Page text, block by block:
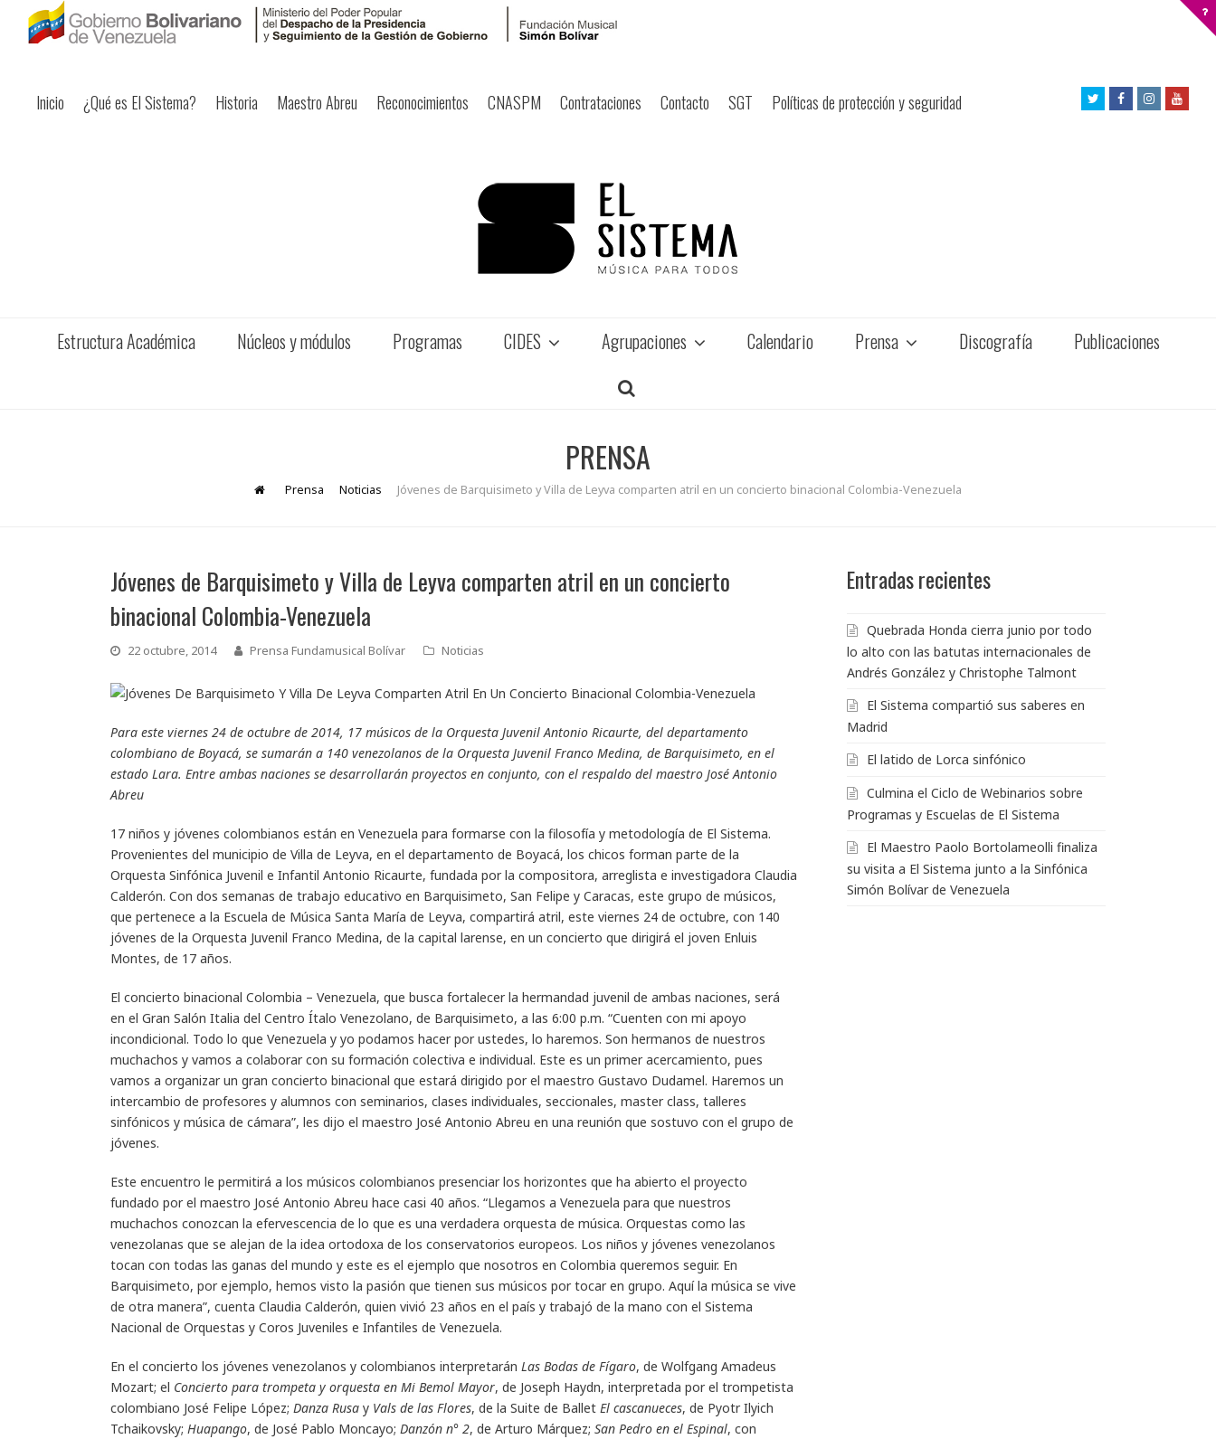
Inicio ¿Qué es El Sistema? Historia Maestro Abreu Reconocimientos CNASPM Contrataciones Contacto SGT Políticas de protección y seguridad
TwitterFacebookInstagram
Estructura Académica Núcleos y módulos Programas CIDES Agrupaciones Calendario Prensa Discografía Publicaciones
PRENSA
Prensa Noticias Jóvenes de Barquisimeto y Villa de Leyva comparten atril en un concierto binacional Colombia-Venezuela
Jóvenes de Barquisimeto y Villa de Leyva comparten atril en un concierto
binacional Colombia-Venezuela
22 octubre, 2014 Prensa Fundamusical Bolívar Noticias
Para este viernes 24 de octubre de 2014, 17 músicos de la Orquesta Juvenil Antonio Ricaurte, del departamento
colombiano de Boyacá, se sumarán a 140 venezolanos de la Orquesta Juvenil Franco Medina, de Barquisimeto, en el
estado Lara. Entre ambas naciones se desarrollarán proyectos en conjunto, con el respaldo del maestro José Antonio
Abreu
17 niños y jóvenes colombianos están en Venezuela para formarse con la filosofía y metodología de El Sistema.
Provenientes del municipio de Villa de Leyva, en el departamento de Boyacá, los chicos forman parte de la
Orquesta Sinfónica Juvenil e Infantil Antonio Ricaurte, fundada por la compositora, arreglista e investigadora Claudia
Calderón. Con dos semanas de trabajo educativo en Barquisimeto, San Felipe y Caracas, este grupo de músicos,
que pertenece a la Escuela de Música Santa María de Leyva, compartirá atril, este viernes 24 de octubre, con 140
jóvenes de la Orquesta Juvenil Franco Medina, de la capital larense, en un concierto que dirigirá el joven Enluis
Montes, de 17 años.
El concierto binacional Colombia – Venezuela, que busca fortalecer la hermandad juvenil de ambas naciones, será
en el Gran Salón Italia del Centro Ítalo Venezolano, de Barquisimeto, a las 6:00 p.m. “Cuenten con mi apoyo
incondicional. Todo lo que Venezuela y yo podamos hacer por ustedes, lo haremos. Son hermanos de nuestros
muchachos y vamos a colaborar con su formación colectiva e individual. Este es un primer acercamiento, pues
vamos a organizar un gran concierto binacional que estará dirigido por el maestro Gustavo Dudamel. Haremos un
intercambio de profesores y alumnos con seminarios, clases individuales, seccionales, master class, talleres
sinfónicos y música de cámara”, les dijo el maestro José Antonio Abreu en una reunión que sostuvo con el grupo de
jóvenes.
Este encuentro le permitirá a los músicos colombianos presenciar los horizontes que ha abierto el proyecto
fundado por el maestro José Antonio Abreu hace casi 40 años. “Llegamos a Venezuela para que nuestros
muchachos conozcan la efervescencia de lo que es una verdadera orquesta de música. Orquestas como las
venezolanas que se alejan de la idea ortodoxa de los conservatorios europeos. Los niños y jóvenes venezolanos
tocan con todas las ganas del mundo y este es el ejemplo que nosotros en Colombia queremos seguir. En
Barquisimeto, por ejemplo, hemos visto la pasión que tienen sus músicos por tocar en grupo. Aquí la música se vive
de otra manera”, cuenta Claudia Calderón, quien vivió 23 años en el país y trabajó de la mano con el Sistema
Nacional de Orquestas y Coros Juveniles e Infantiles de Venezuela.
En el concierto los jóvenes venezolanos y colombianos interpretarán Las Bodas de Fígaro, de Wolfgang Amadeus
Mozart; el Concierto para trompeta y orquesta en Mi Bemol Mayor, de Joseph Haydn, interpretada por el trompetista
colombiano José Felipe López; Danza Rusa y Vals de las Flores, de la Suite de Ballet El cascanueces, de Pyotr Ilyich
Tchaikovsky; Huapango, de José Pablo Moncayo; Danzón n° 2, de Arturo Márquez; San Pedro en el Espinal, con
Entradas recientes
Quebrada Honda cierra junio por todo
lo alto con las batutas internacionales de
Andrés González y Christophe Talmont
El Sistema compartió sus saberes en
Madrid
El latido de Lorca sinfónico
Culmina el Ciclo de Webinarios sobre
Programas y Escuelas de El Sistema
El Maestro Paolo Bortolameolli finaliza
su visita a El Sistema junto a la Sinfónica
Simón Bolívar de Venezuela